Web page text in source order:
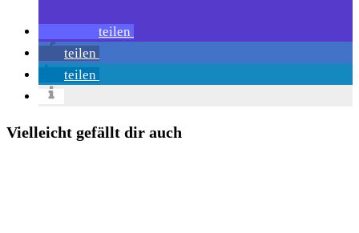
teilen
teilen
teilen
Vielleicht gefällt dir auch